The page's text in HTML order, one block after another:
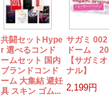
共闘セットHype
r 選べるコンド
ームセット 国内
ブランドコンド
ーム 大集結 避妊
具 スキン ゴム...
サガミ 002
ドーム
【サガミ
ナル】
2,199円